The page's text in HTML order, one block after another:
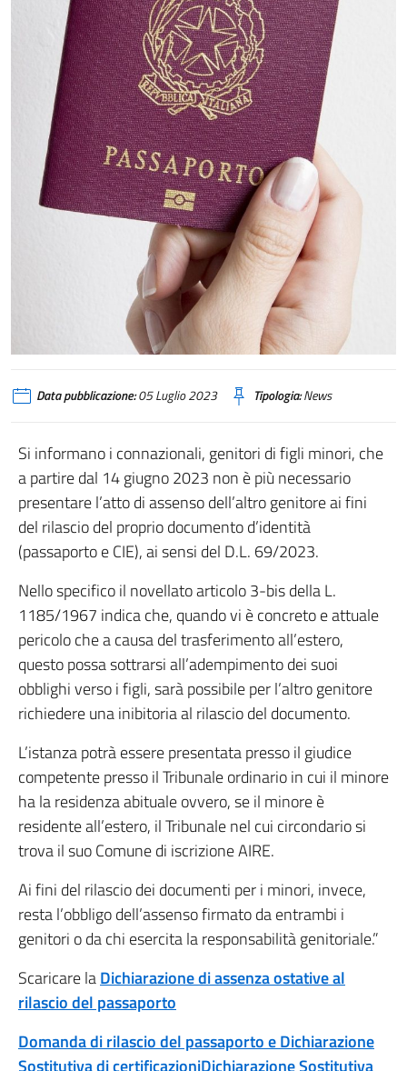
Data pubblicazione:05 Luglio 2023 Tipologia:News
Si informano i connazionali, genitori di figli minori, che
a partire dal 14 giugno 2023 non è più necessario
presentare l’atto di assenso dell’altro genitore ai fini
del rilascio del proprio documento d’identità
(passaporto e CIE), ai sensi del D.L. 69/2023.
Nello specifico il novellato articolo 3-bis della L.
1185/1967 indica che, quando vi è concreto e attuale
pericolo che a causa del trasferimento all’estero,
questo possa sottrarsi all’adempimento dei suoi
obblighi verso i figli, sarà possibile per l’altro genitore
richiedere una inibitoria al rilascio del documento.
L’istanza potrà essere presentata presso il giudice
competente presso il Tribunale ordinario in cui il minore
ha la residenza abituale ovvero, se il minore è
residente all’estero, il Tribunale nel cui circondario si
trova il suo Comune di iscrizione AIRE.
Ai fini del rilascio dei documenti per i minori, invece,
resta l’obbligo dell’assenso firmato da entrambi i
genitori o da chi esercita la responsabilità genitoriale.”
Scaricare laDichiarazione di assenza ostative al
rilascio del passaporto
Domanda di rilascio del passaporto e Dichiarazione